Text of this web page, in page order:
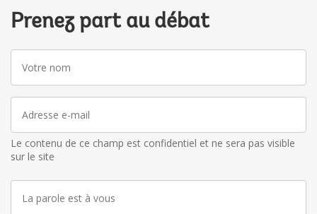
Prenez part au débat
Votre
nom
Adresse
mail
Le contenu de ce champ est confidentiel et ne sera pas visible
sur le site
La
parole